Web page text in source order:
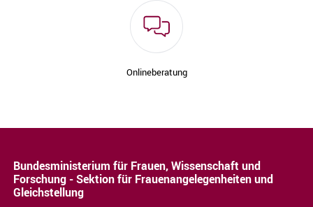
Onlineberatung
Bundesministerium für Frauen, Wissenschaft und
Forschung - Sektion für Frauenangelegenheiten und
Gleichstellung